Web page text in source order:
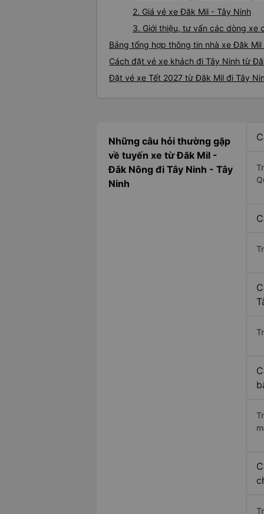
2. Giá vé xe Đăk Mil - Tây Ninh
3. Giới thiệu, tư vấn các dòng xe
Bảng tổng hợp thông tin nhà xe Đăk Mil
Cách đặt vé xe khách đi Tây Ninh từ
Đặt vé xe Tết 2027 từ Đăk Mil đi Tây
Những câu hỏi thường gặp
về tuyến xe từ Đăk Mil -
Đắk Nông đi Tây Ninh - Tây
Ninh